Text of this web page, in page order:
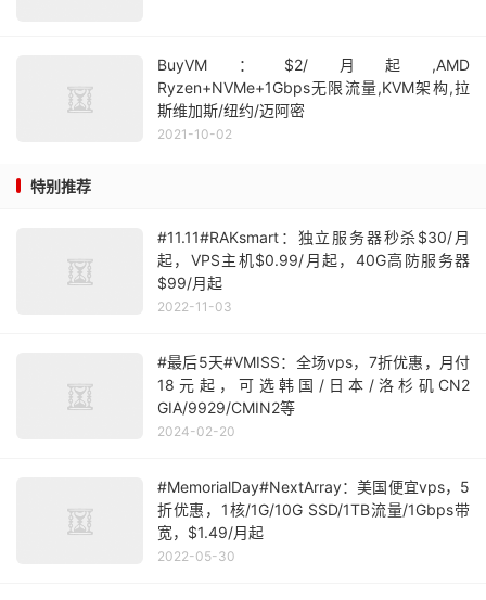
BuyVM：$2/月起,AMD
Ryzen+NVMe+1Gbps无限流量,KVM架构,拉
斯维加斯/纽约/迈阿密
2021-10-02
特别推荐
#11.11#RAKsmart：独立服务器秒杀$30/月
起，VPS主机$0.99/月起，40G高防服务器
$99/月起
2022-11-03
#最后5天#VMISS：全场vps，7折优惠，月付
18元起，可选韩国/日本/洛杉矶CN2
GIA/9929/CMIN2等
2024-02-20
#MemorialDay#NextArray：美国便宜vps，5
折优惠，1核/1G/10G SSD/1TB流量/1Gbps带
宽，$1.49/月起
2022-05-30